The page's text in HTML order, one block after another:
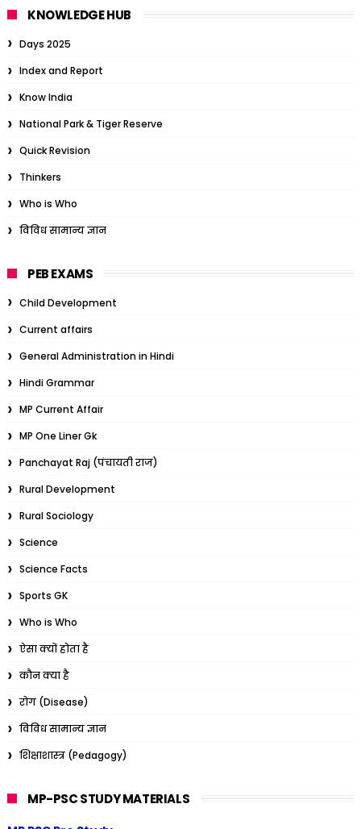
KNOWLEDGE HUB
Days 2025
Index and Report
Know India
National Park & Tiger Reserve
Quick Revision
Thinkers
Who is Who
विविध सामान्य ज्ञान
PEB EXAMS
Child Development
Current affairs
General Administration in Hindi
Hindi Grammar
MP Current Affair
MP One Liner Gk
Panchayat Raj (पंचायती राज)
Rural Development
Rural Sociology
Science
Science Facts
Sports GK
Who is Who
ऐसा क्यों होता है
कौन क्या है
रोग (Disease)
विविध सामान्य ज्ञान
शिक्षाशास्त्र (Pedagogy)
MP-PSC STUDY MATERIALS